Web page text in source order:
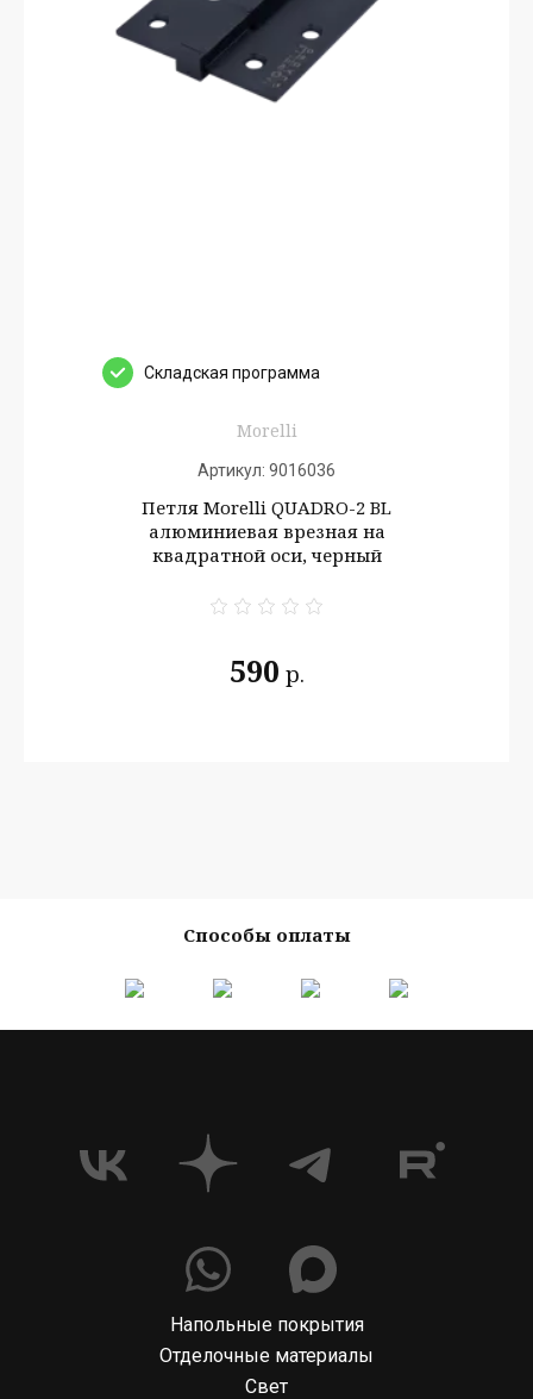
Cкладская программа
Morelli
Артикул: 9016036
Петля Morelli QUADRO-2 BL
алюминиевая врезная на
квадратной оси, черный
590 р.
Способы оплаты
Напольные покрытия
Отделочные материалы
Свет